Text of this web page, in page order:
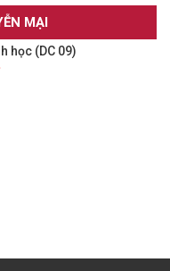
MẠI
học (DC 09)